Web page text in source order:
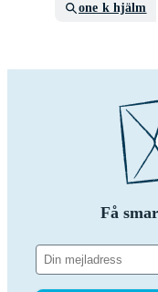
one k hjälm
Få